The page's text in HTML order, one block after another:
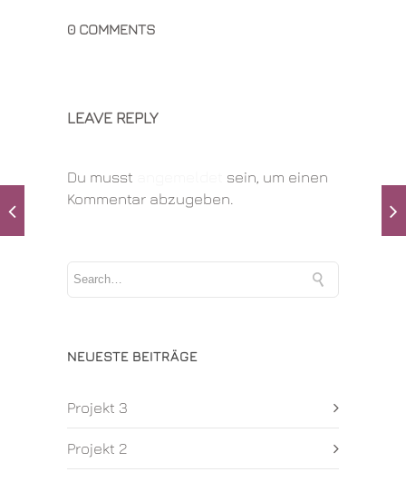
0 COMMENTS
LEAVE REPLY
Du musst
sein, um einen
Kommentar abzugeben.
NEUESTE BEITRÄGE
Projekt 3
Projekt 2